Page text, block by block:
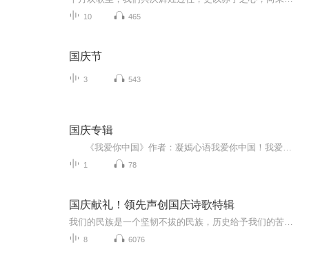
10 465
国庆节
3 543
国庆专辑
1 78
国庆献礼！领先声创国庆诗歌特辑
8 6076